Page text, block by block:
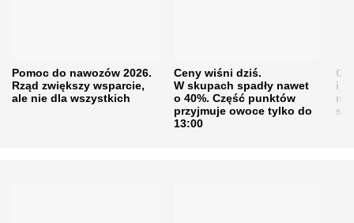
Pomoc do nawozów 2026.
Rząd zwiększy wsparcie,
ale nie dla wszystkich
Ceny wiśni dziś.
W skupach spadły nawet
o 40%. Część punktów
przyjmuje owoce tylko do
13:00
i